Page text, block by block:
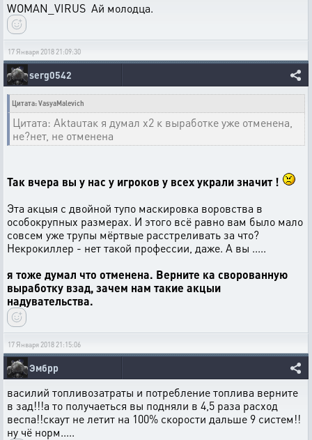
WOMAN_VIRUS Ай молодца.
17 Января 2018 21:09:30
serg0542
Цитата: VasyaMalevich
Цитата: Aktauтак я думал х2 к выработке уже отменена,
не?нет, не отменена
Так вчера вы у нас у игроков у всех украли значит !
Эта акцыя с двойной тупо маскировка воровства в
особокрупных размерах. И этого всё равно вам было мало
совсем уже трупы мёртвые расстреливать за что?
Некрокиллер - нет такой профессии, даже. А вы .....
я тоже думал что отменена. Верните ка сворованную
выработку взад, зачем нам такие акцыи
надувательства.
17 Января 2018 21:15:06
Эмбрр
василий топливозатраты и потребление топлива верните
в зад!!!а то получаеться вы подняли в 4,5 раза расход
веспа!!скаут не летит на 100% скорости дальше 9 систем!!
ну чё норм.....